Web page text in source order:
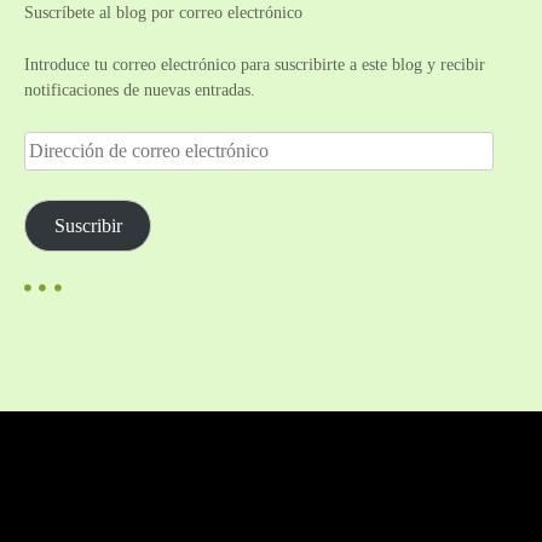
Suscríbete al blog por correo electrónico
Introduce tu correo electrónico para suscribirte a este blog y recibir
notificaciones de nuevas entradas.
D
i
e
c
i
Suscribir